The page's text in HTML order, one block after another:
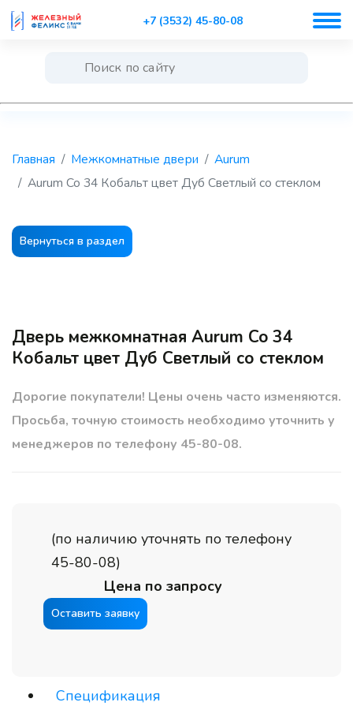
+7 (3532) 45-80-08
Главная Межкомнатные двери
Aurum
Aurum Co 34 Кобальт цвет Дуб Светлый со стеклом
Вернуться в раздел
Дверь межкомнатная Aurum Co 34
Кобальт цвет Дуб Светлый со стеклом
Дорогие покупатели! Цены очень часто изменяются.
Просьба, точную стоимость необходимо уточнить у
менеджеров по телефону 45-80-08.
(по наличию уточнять по телефону
45-80-08)
Цена по запросу
Оставить заявку
Спецификация